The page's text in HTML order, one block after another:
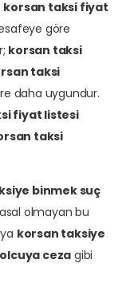
korsan taksi fiyat
göre
korsan taksi
taksi
daha uygundur.
fiyat listesi
taksi
binmek suç
olmayan bu
korsan taksiye
ceza gibi